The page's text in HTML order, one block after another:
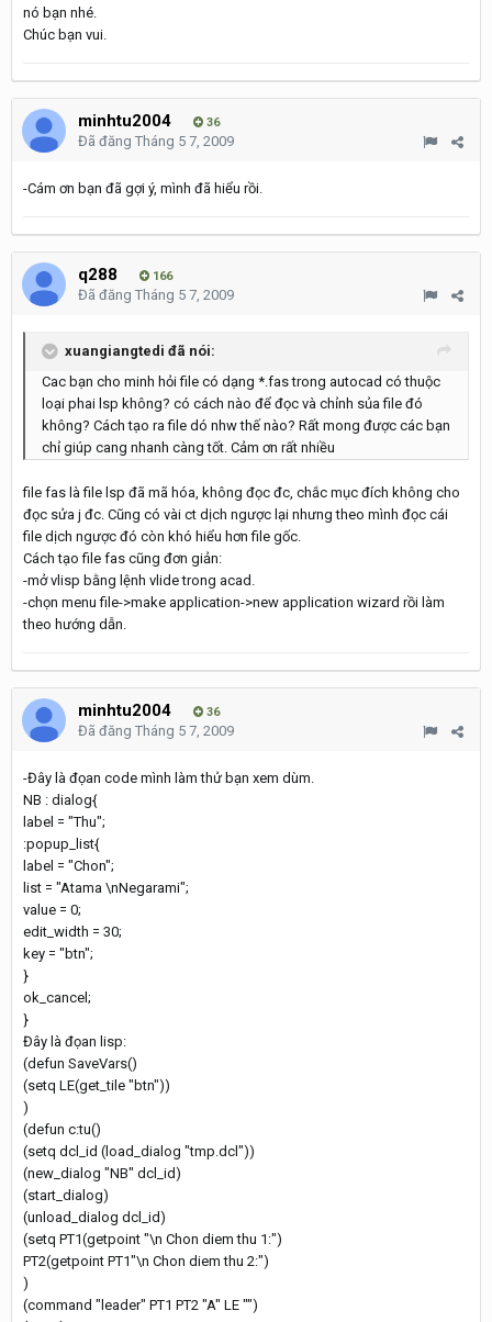
nó bạn nhé.
Chúc bạn vui.
minhtu2004 36
Đã đăng Tháng 5 7, 2009
-Cám ơn bạn đã gợi ý, mình đã hiểu rồi.
q288 166
Đã đăng Tháng 5 7, 2009
xuangiangtedi đã nói:
Cac bạn cho minh hỏi file có dạng *.fas trong autocad có thuộc
loại phai lsp không? có cách nào để đọc và chỉnh sủa file đó
không? Cách tạo ra file dó nhw thế nào? Rất mong được các bạn
chỉ giúp cang nhanh càng tốt. Cảm ơn rất nhiều
file fas là file lsp đã mã hóa, không đọc đc, chắc mục đích không cho
đọc sửa j đc. Cũng có vài ct dịch ngược lại nhưng theo mình đọc cái
file dịch ngược đó còn khó hiểu hơn file gốc.
Cách tạo file fas cũng đơn giản:
-mở vlisp bằng lệnh vlide trong acad.
-chọn menu file->make application->new application wizard rồi làm
theo hướng dẫn.
minhtu2004 36
Đã đăng Tháng 5 7, 2009
-Đây là đọan code mình làm thử bạn xem dùm.
NB : dialog{
label = "Thu";
:popup_list{
label = "Chon";
list = "Atama \nNegarami";
value = 0;
edit_width = 30;
key = "btn";
}
ok_cancel;
}
Đây là đọan lisp:
(defun SaveVars()
(setq LE(get_tile "btn"))
)
(defun c:tu()
(setq dcl_id (load_dialog "tmp.dcl"))
(new_dialog "NB" dcl_id)
(start_dialog)
(unload_dialog dcl_id)
(setq PT1(getpoint "\n Chon diem thu 1:")
PT2(getpoint PT1"\n Chon diem thu 2:")
)
(command "leader" PT1 PT2 "A" LE "")